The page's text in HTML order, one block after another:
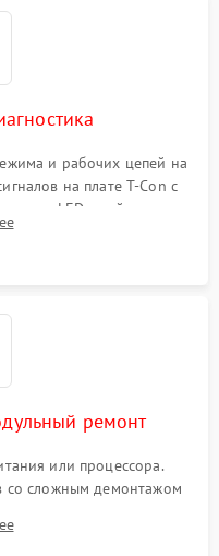
и рабочих цепей на
на плате T-Con с
LED-драйвера и
мультиметром.
ремонт
или процессора.
со сложным демонтажом
поврежденных дорожек,
EEPROM